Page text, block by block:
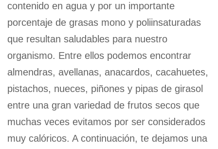
contenido en agua y por un importante
porcentaje de grasas mono y poliinsaturadas
que resultan saludables para nuestro
organismo. Entre ellos podemos encontrar
almendras, avellanas, anacardos, cacahuetes,
pistachos, nueces, piñones y pipas de girasol
entre una gran variedad de frutos secos que
muchas veces evitamos por ser considerados
muy calóricos. A continuación, te dejamos una